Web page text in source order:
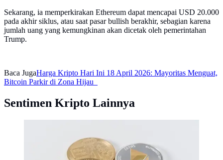
Sekarang, ia memperkirakan Ethereum dapat mencapai USD 20.000
pada akhir siklus, atau saat pasar bullish berakhir, sebagian karena
jumlah uang yang kemungkinan akan dicetak oleh pemerintahan
Trump.
Baca JugaHarga Kripto Hari Ini 18 April 2026: Mayoritas Menguat,
Bitcoin Parkir di Zona Hijau
Sentimen Kripto Lainnya